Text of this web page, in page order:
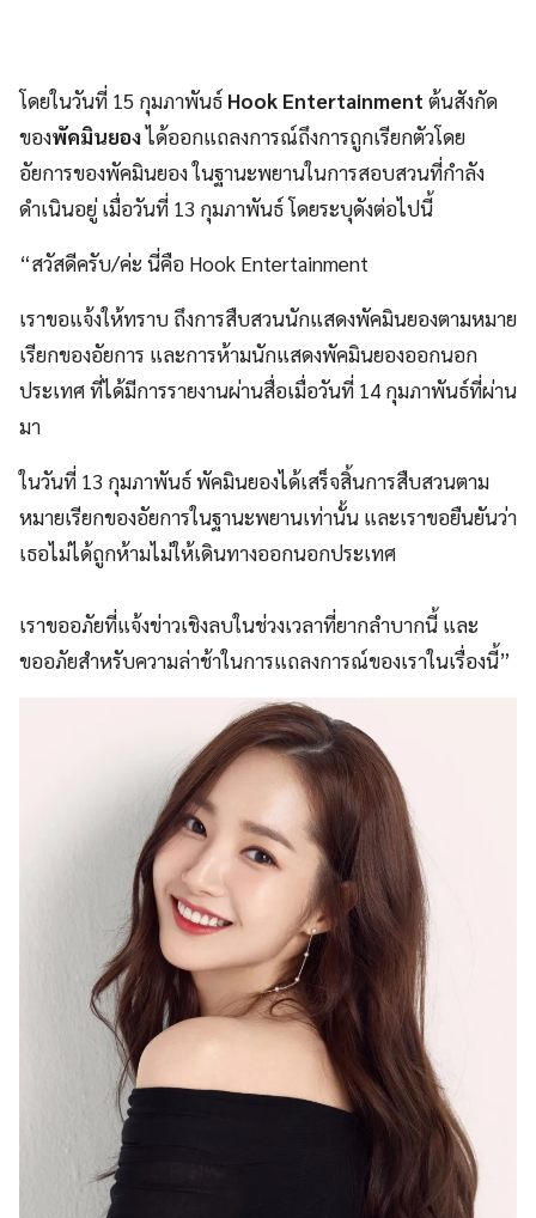
โดยในวันที่ 15 กุมภาพันธ์ Hook Entertainment ต้นสังกัด
ของพัคมินยองได้ออกแถลงการณ์ถึงการถูกเรียกตัวโดย
อัยการของพัคมินยอง ในฐานะพยานในการสอบสวนที่กำลัง
ดำเนินอยู่ เมื่อวันที่ 13 กุมภาพันธ์ โดยระบุดังต่อไปนี้
“สวัสดีครับ/ค่ะ นี่คือ Hook Entertainment
เราขอแจ้งให้ทราบ ถึงการสืบสวนนักแสดงพัคมินยองตามหมาย
เรียกของอัยการ และการห้ามนักแสดงพัคมินยองออกนอก
ประเทศ ที่ได้มีการรายงานผ่านสื่อเมื่อวันที่ 14 กุมภาพันธ์ที่ผ่าน
มา
ในวันที่ 13 กุมภาพันธ์ พัคมินยองได้เสร็จสิ้นการสืบสวนตาม
หมายเรียกของอัยการในฐานะพยานเท่านั้น และเราขอยืนยันว่า
เธอไม่ได้ถูกห้ามไม่ให้เดินทางออกนอกประเทศ
เราขออภัยที่แจ้งข่าวเชิงลบในช่วงเวลาที่ยากลำบากนี้ และ
ขออภัยสำหรับความล่าช้าในการแถลงการณ์ของเราในเรื่องนี้”